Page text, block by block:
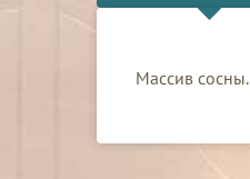
Массив сосны.